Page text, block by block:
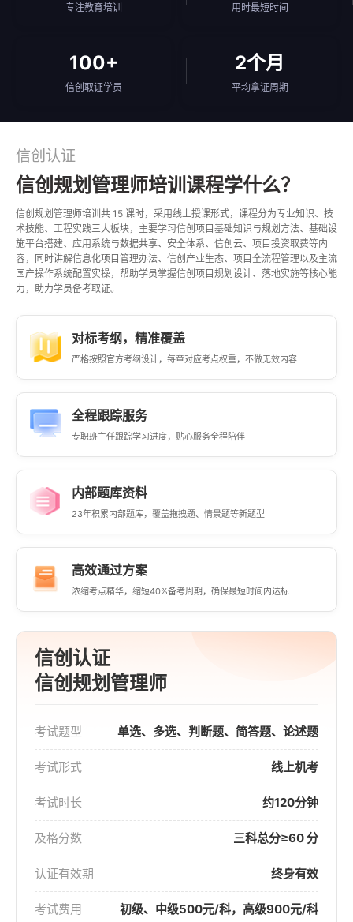
专注教育培训 用时最短时间
100+
信创取证学员
2个月
平均拿证周期
信创认证
信创规划管理师培训课程学什么？
信创规划管理师培训共 15 课时，采用线上授课形式，课程分为专业知识、技
术技能、工程实践三大板块，主要学习信创项目基础知识与规划方法、基础设
施平台搭建、应用系统与数据共享、安全体系、信创云、项目投资取费等内
容，同时讲解信息化项目管理办法、信创产业生态、项目全流程管理以及主流
国产操作系统配置实操，帮助学员掌握信创项目规划设计、落地实施等核心能
力，助力学员备考取证。
对标考纲，精准覆盖
严格按照官方考纲设计，每章对应考点权重，不做无效内容
全程跟踪服务
专职班主任跟踪学习进度，贴心服务全程陪伴
内部题库资料
23年积累内部题库，覆盖拖拽题、情景题等新题型
高效通过方案
浓缩考点精华，缩短40%备考周期，确保最短时间内达标
信创认证
信创规划管理师
考试题型 单选、多选、判断题、简答题、论述题
考试形式 线上机考
考试时长 约120分钟
及格分数 三科总分≥60 分
认证有效期 终身有效
考试费用 初级、中级500元/科，高级900元/科